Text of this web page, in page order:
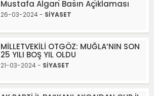
Mustafa Algan Basın Açıklaması
26-03-2024 - SİYASET
MİLLETVEKİLİ OTGÖZ: MUĞLA’NIN SON
25 YILI BOŞ YIL OLDU
21-03-2024 - SİYASET